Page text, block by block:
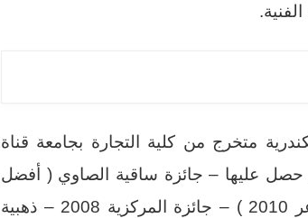
العصافرة الاسكندرية متخرج من كلية التجارة بجامعة قناة
الشعر من 2004 الجوائز التى حصل عليها – جائزة ساقية الصاوي ( أفضل
شاعر 2010 ) – جائزة مجلة الثقافة الجديدة ( أفضل شاعر 2010 ) – جائزة المركزية 2008 – ذهبية